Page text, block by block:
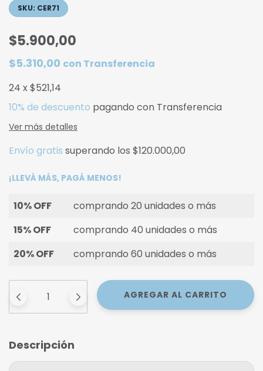
SKU: CER71
$5.900,00
$5.310,00 con Transferencia
24 x$521,14
10% de descuento pagando con Transferencia
Ver más detalles
Envío gratis superando los $120.000,00
¡LLEVÁ MÁS, PAGÁ MENOS!
10% OFF
comprando 20 unidades o más
15% OFF
comprando 40 unidades o más
20% OFF
comprando 60 unidades o más
Descripción